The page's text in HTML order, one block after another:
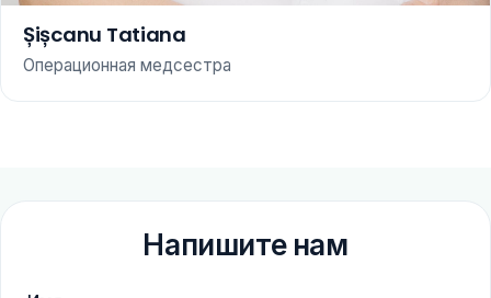
Șișcanu Tatiana
Операционная медсестра
Напишите нам